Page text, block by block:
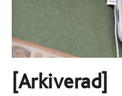
[Arkiverad]